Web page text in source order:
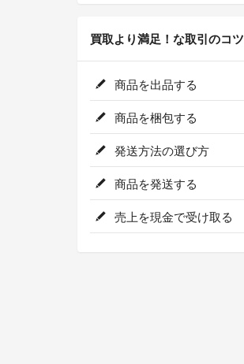
買取より満足！な取引のコツ
商品を出品する
商品を梱包する
発送方法の選び方
商品を発送する
売上を現金で受け取る